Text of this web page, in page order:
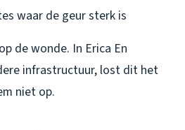
waar de geur sterk is
de wonde. In Erica En
infrastructuur, lost dit het
niet op.